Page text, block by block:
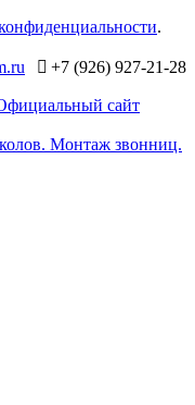
.
+7 (926) 927-21-28
Монтаж звонниц.